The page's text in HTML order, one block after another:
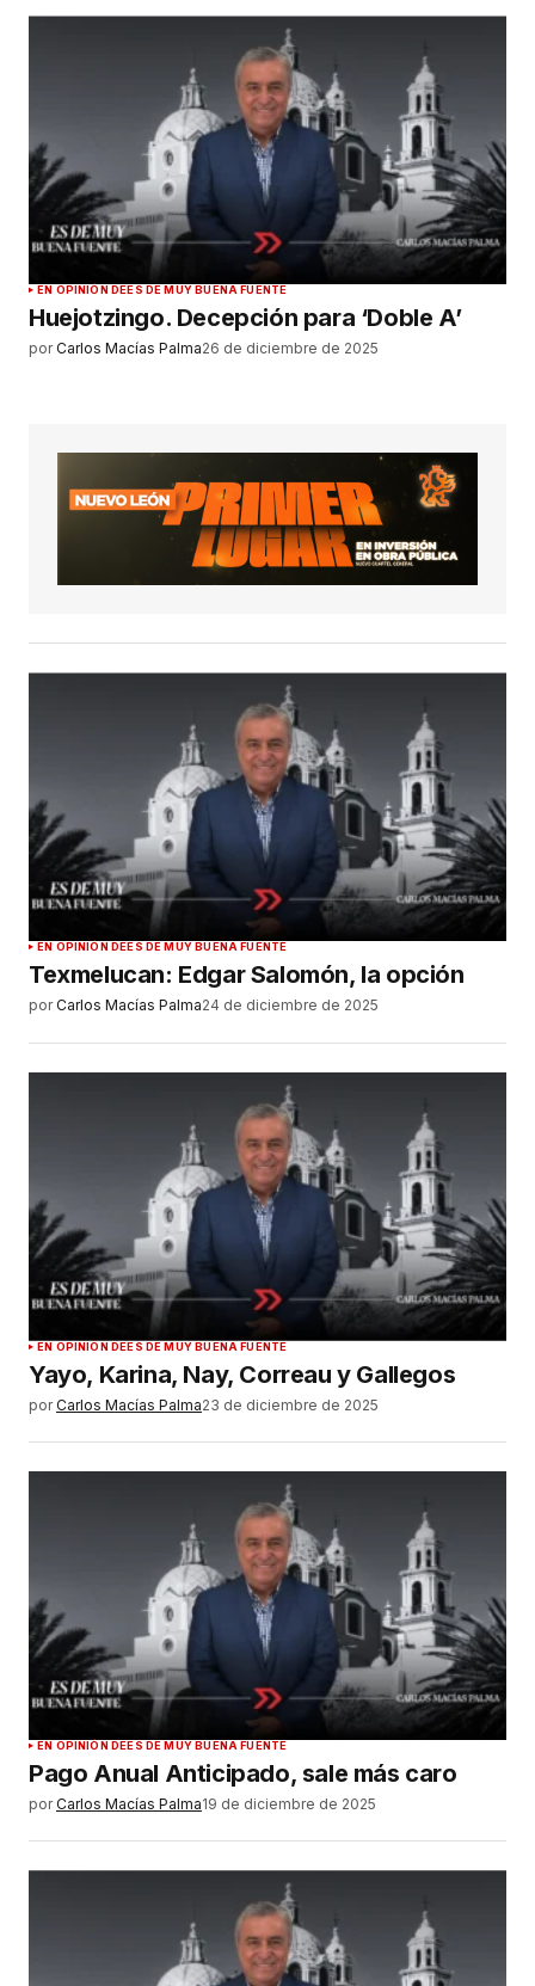
EN OPINIÓN DEES DE MUY BUENA FUENTE
Huejotzingo. Decepción para ‘Doble A’
por Carlos Macías Palma26 de diciembre de 2025
EN OPINIÓN DEES DE MUY BUENA FUENTE
Texmelucan: Edgar Salomón, la opción
por Carlos Macías Palma24 de diciembre de 2025
EN OPINIÓN DEES DE MUY BUENA FUENTE
Yayo, Karina, Nay, Correau y Gallegos
por Carlos Macías Palma23 de diciembre de 2025
EN OPINIÓN DEES DE MUY BUENA FUENTE
Pago Anual Anticipado, sale más caro
por Carlos Macías Palma19 de diciembre de 2025